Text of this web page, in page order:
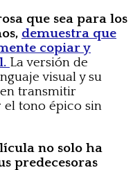
que sea para los
demuestra que
copiar y
La versión de
visual y su
transmitir
el tono épico sin
no solo ha
predecesoras